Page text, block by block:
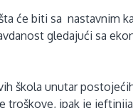
će biti sa nastavnim
gledajući sa
škola unutar
troškove, ipak je